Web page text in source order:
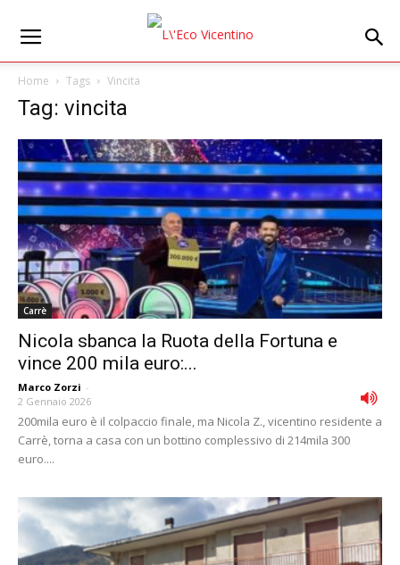
Home Tags Vincita
Tag: vincita
Carrè
Nicola sbanca la Ruota della Fortuna e
vince 200 mila euro:...
Marco Zorzi -
2 Gennaio 2026
200mila euro è il colpaccio finale, ma Nicola Z., vicentino residente a
Carrè, torna a casa con un bottino complessivo di 214mila 300
euro....